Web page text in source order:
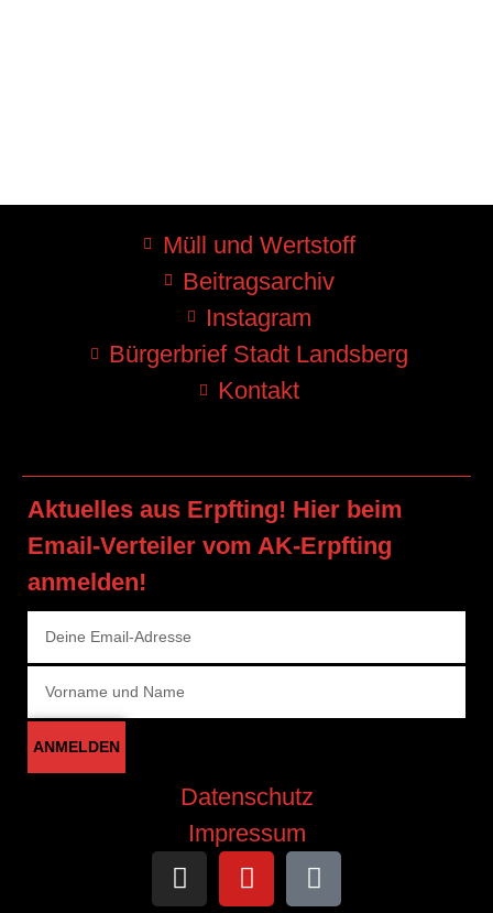
Müll und Wertstoff
Beitragsarchiv
Instagram
Bürgerbrief Stadt Landsberg
Kontakt
Aktuelles aus Erpfting! Hier beim
Email-Verteiler vom AK-Erpfting
anmelden!
ANMELDEN
Datenschutz
Impressum